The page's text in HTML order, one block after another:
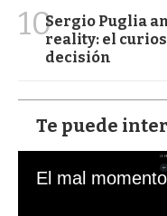
10Sergio Puglia
reality: el
decisión
Te puede